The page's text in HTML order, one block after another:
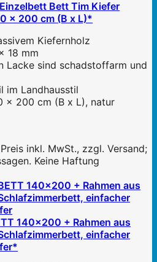
Bett Tim Kiefer
x 200 cm (B x L)*
Kiefernholz
18 mm
Lacke sind schadstoffarm und
im Landhausstil
x 200 cm (B x L), natur
Preis inkl. MwSt., zzgl. Versand;
Keine Haftung
140x200 + Rahmen aus
einfacher